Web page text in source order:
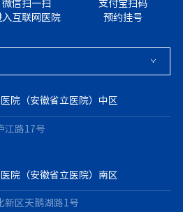
微信扫一扫
入互联网医院
支付宝扫码
预约挂号
院（安徽省立医院）中区
江路17号
院（安徽省立医院）南区
新区天鹅湖路1号